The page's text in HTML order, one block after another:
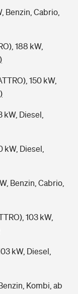
Benzin, Cabrio,
188 kW,
150 kW,
kW, Diesel,
kW, Diesel,
Benzin, Cabrio,
103 kW,
kW, Diesel,
Kombi, ab